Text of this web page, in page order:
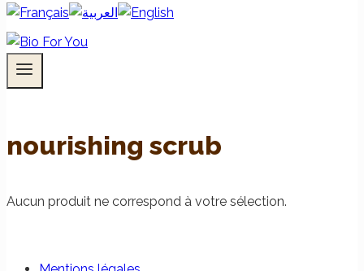
nourishing scrub
Aucun produit ne correspond à votre sélection.